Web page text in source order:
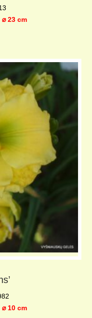
⌀23 cm
⌀10 cm